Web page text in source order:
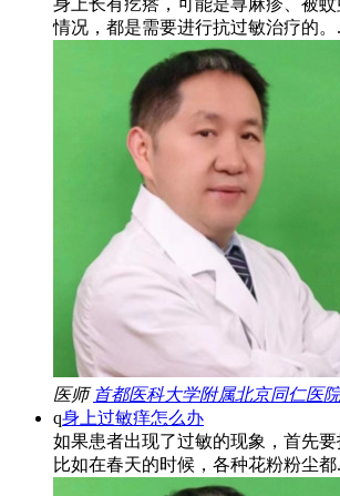
情况，都是需要进行抗过敏治疗的。
医师 首都医科大学附属北京同仁医院
q身上过敏痒怎么办
如果患者出现了过敏的现象，首先要
比如在春天的时候，各种花粉粉尘都